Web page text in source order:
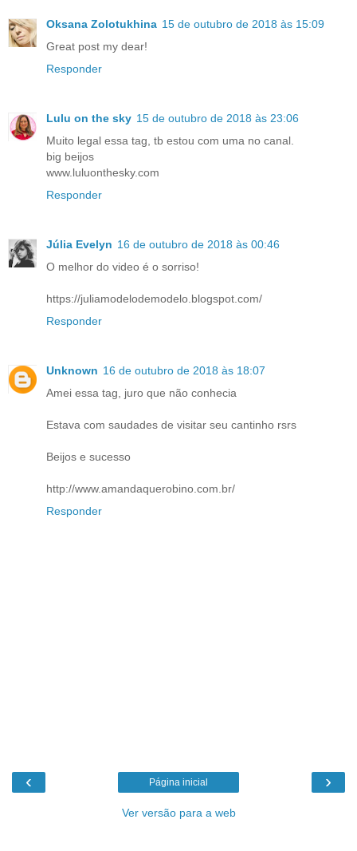
Oksana Zolotukhina 15 de outubro de 2018 às 15:09
Great post my dear!
Responder
Lulu on the sky 15 de outubro de 2018 às 23:06
Muito legal essa tag, tb estou com uma no canal.
big beijos
www.luluonthesky.com
Responder
Júlia Evelyn 16 de outubro de 2018 às 00:46
O melhor do video é o sorriso!
https://juliamodelodemodelo.blogspot.com/
Responder
Unknown 16 de outubro de 2018 às 18:07
Amei essa tag, juro que não conhecia
Estava com saudades de visitar seu cantinho rsrs
Beijos e sucesso
http://www.amandaquerobino.com.br/
Responder
‹ ›
Página inicial
Ver versão para a web